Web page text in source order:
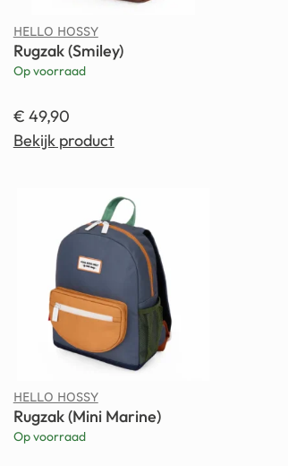
HELLO HOSSY
Rugzak (Smiley)
Op voorraad
€ 49,90
Bekijk product
HELLO HOSSY
Rugzak (Mini Marine)
Op voorraad